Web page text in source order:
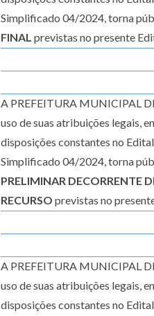
Simplificado 04/2024, torna
FINAL previstas no presente
A PREFEITURA MUNICIPAL
uso de suas atribuições legais,
disposições constantes no
Simplificado 04/2024, torna
PRELIMINAR DECORRENTE
RECURSO previstas no
A PREFEITURA MUNICIPAL
uso de suas atribuições legais,
disposições constantes no